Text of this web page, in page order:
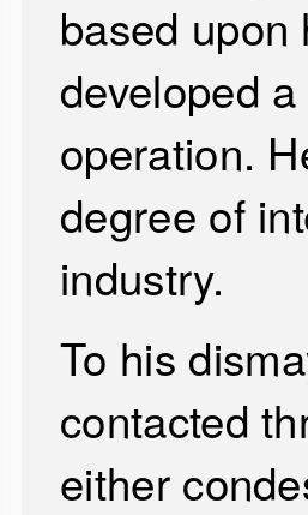
based upon
developed
operation.
degree of
industry.
To his
contacted
either